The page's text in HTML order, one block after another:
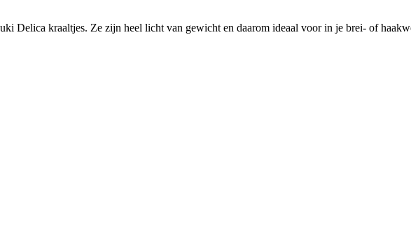
Delica kraaltjes. Ze zijn heel licht van gewicht en daarom ideaal voor in je brei- of